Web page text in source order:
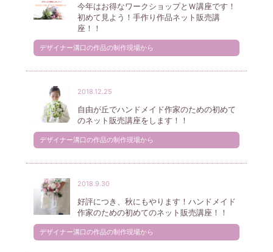
今年はお得なワークショップとＷ講座です！
初めて見よう！手作り作品ネット販売講
座！！
デザイナー溝口の作品の制作現場から
2018.12.25
自由が丘でハンドメイド作家のための初めて
のネット販売講座をします！！
デザイナー溝口の作品の制作現場から
2018.9.30
好評につき、秋にもやります！ハンドメイド
作家のための初めてのネット販売講座！！
デザイナー溝口の作品の制作現場から